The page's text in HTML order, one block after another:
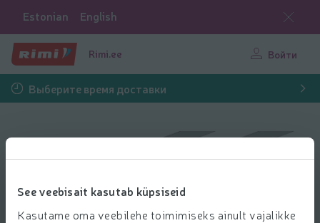
See veebisait kasutab küpsiseid
Kasutame oma veebilehe toimimiseks ainult vajalikke
Estonian English
Rimi.ee Войти
Выберите время доставки